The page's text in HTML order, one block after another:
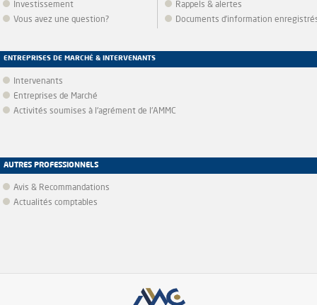
Investissement
Vous avez une question?
Rappels & alertes
Documents d’information
ENTREPRISES DE MARCHÉ & INTERVENANTS
Intervenants
Entreprises de Marché
Activités soumises à l'agrément de l'AMMC
AUTRES PROFESSIONNELS
Avis & Recommandations
Actualités comptables